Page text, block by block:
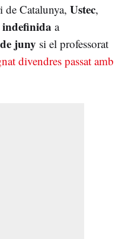
Catalunya, Ustec,
a
juny si el professorat
divendres passat amb